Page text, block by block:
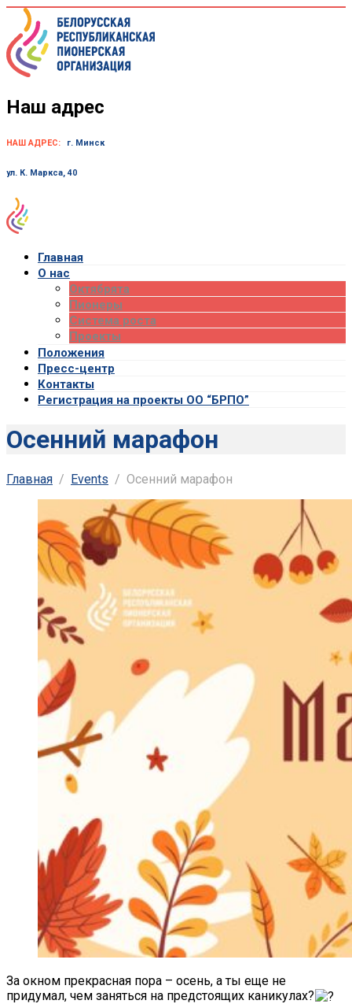
Skip
content
Наш адрес
НАШ АДРЕС: г. Минск
ул. К. Маркса, 40
Главная
О нас
Октябрята
Пионеры
Система роста
Проекты
Положения
Пресс-центр
Контакты
Регистрация на проекты ОО “БРПО”
Осенний марафон
Главная Events Осенний марафон
За окном прекрасная пора – осень, а ты еще не
придумал, чем заняться на предстоящих каникулах?